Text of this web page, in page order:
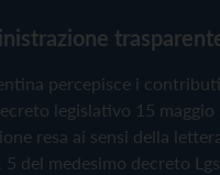
percepisce i
legislativo 15 maggio
resa ai sensi della
5 del medesimo decreto